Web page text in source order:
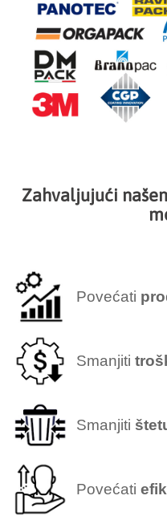
Zahvaljujući
Povećati
Smanjiti
Smanjiti
Povećati